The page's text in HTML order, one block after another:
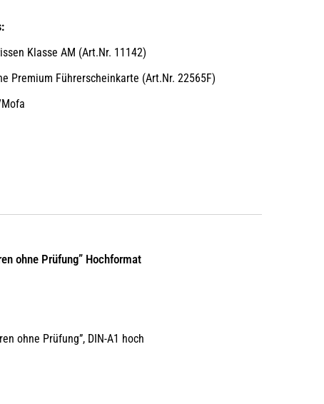
Klasse AM (Art.Nr. 11142)
Premium Führerscheinkarte (Art.Nr. 22565F)
ohne Prüfung” Hochformat
ohne Prüfung”, DIN-A1 hoch